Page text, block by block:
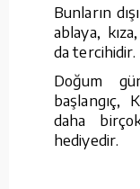
Bunların
ablaya,
da tercihidir.
Doğum
başlangıç,
daha
hediyedir.